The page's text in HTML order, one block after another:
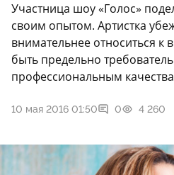
Участница шоу «Голос»
своим опытом. Артистка
внимательнее относиться к
быть предельно
профессиональным
10 мая 2016 01:50 0 4 260